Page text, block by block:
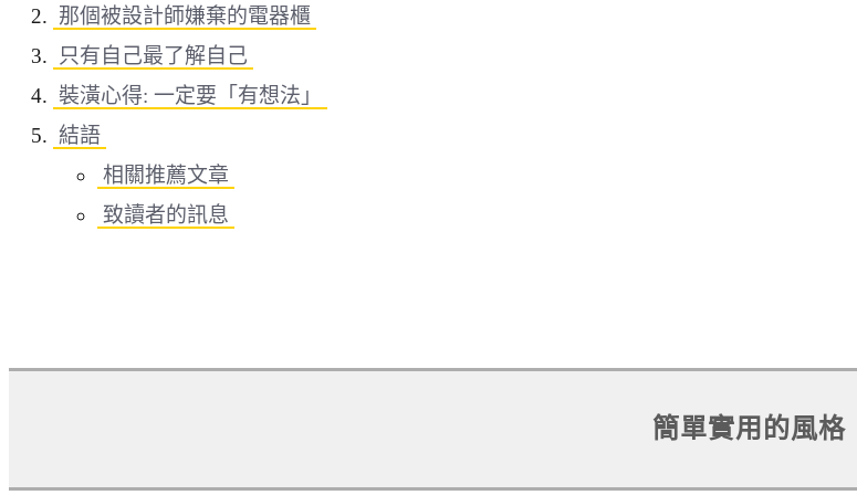
那個被設計師嫌棄的電器櫃
只有自己最了解自己
裝潢心得: 一定要「有想法」
結語
相關推薦文章
致讀者的訊息
簡單實用的風格